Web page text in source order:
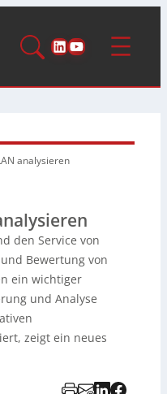
LinkedIn
YouTube
analysieren
den Service von
Bewertung von
ein wichtiger
und Analyse
zeigt ein neues